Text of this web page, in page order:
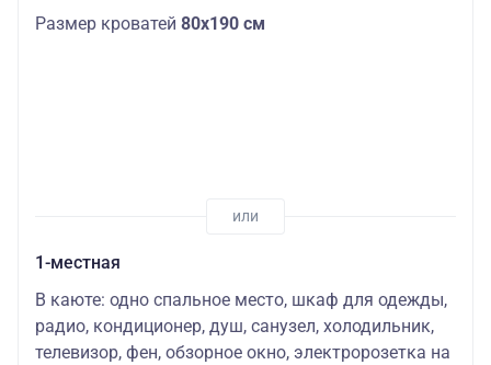
Размер кроватей 80х190 см
1-местная
В каюте: одно спальное место, шкаф для одежды,
радио, кондиционер, душ, санузел, холодильник,
телевизор, фен, обзорное окно, электророзетка на